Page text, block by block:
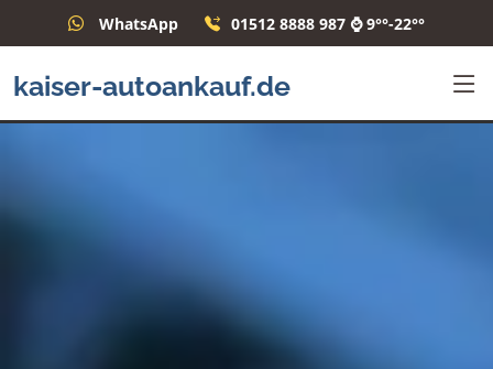
WhatsApp 01512 8888 987 ⌚ 9°°-22°°
kaiser-autoankauf.de